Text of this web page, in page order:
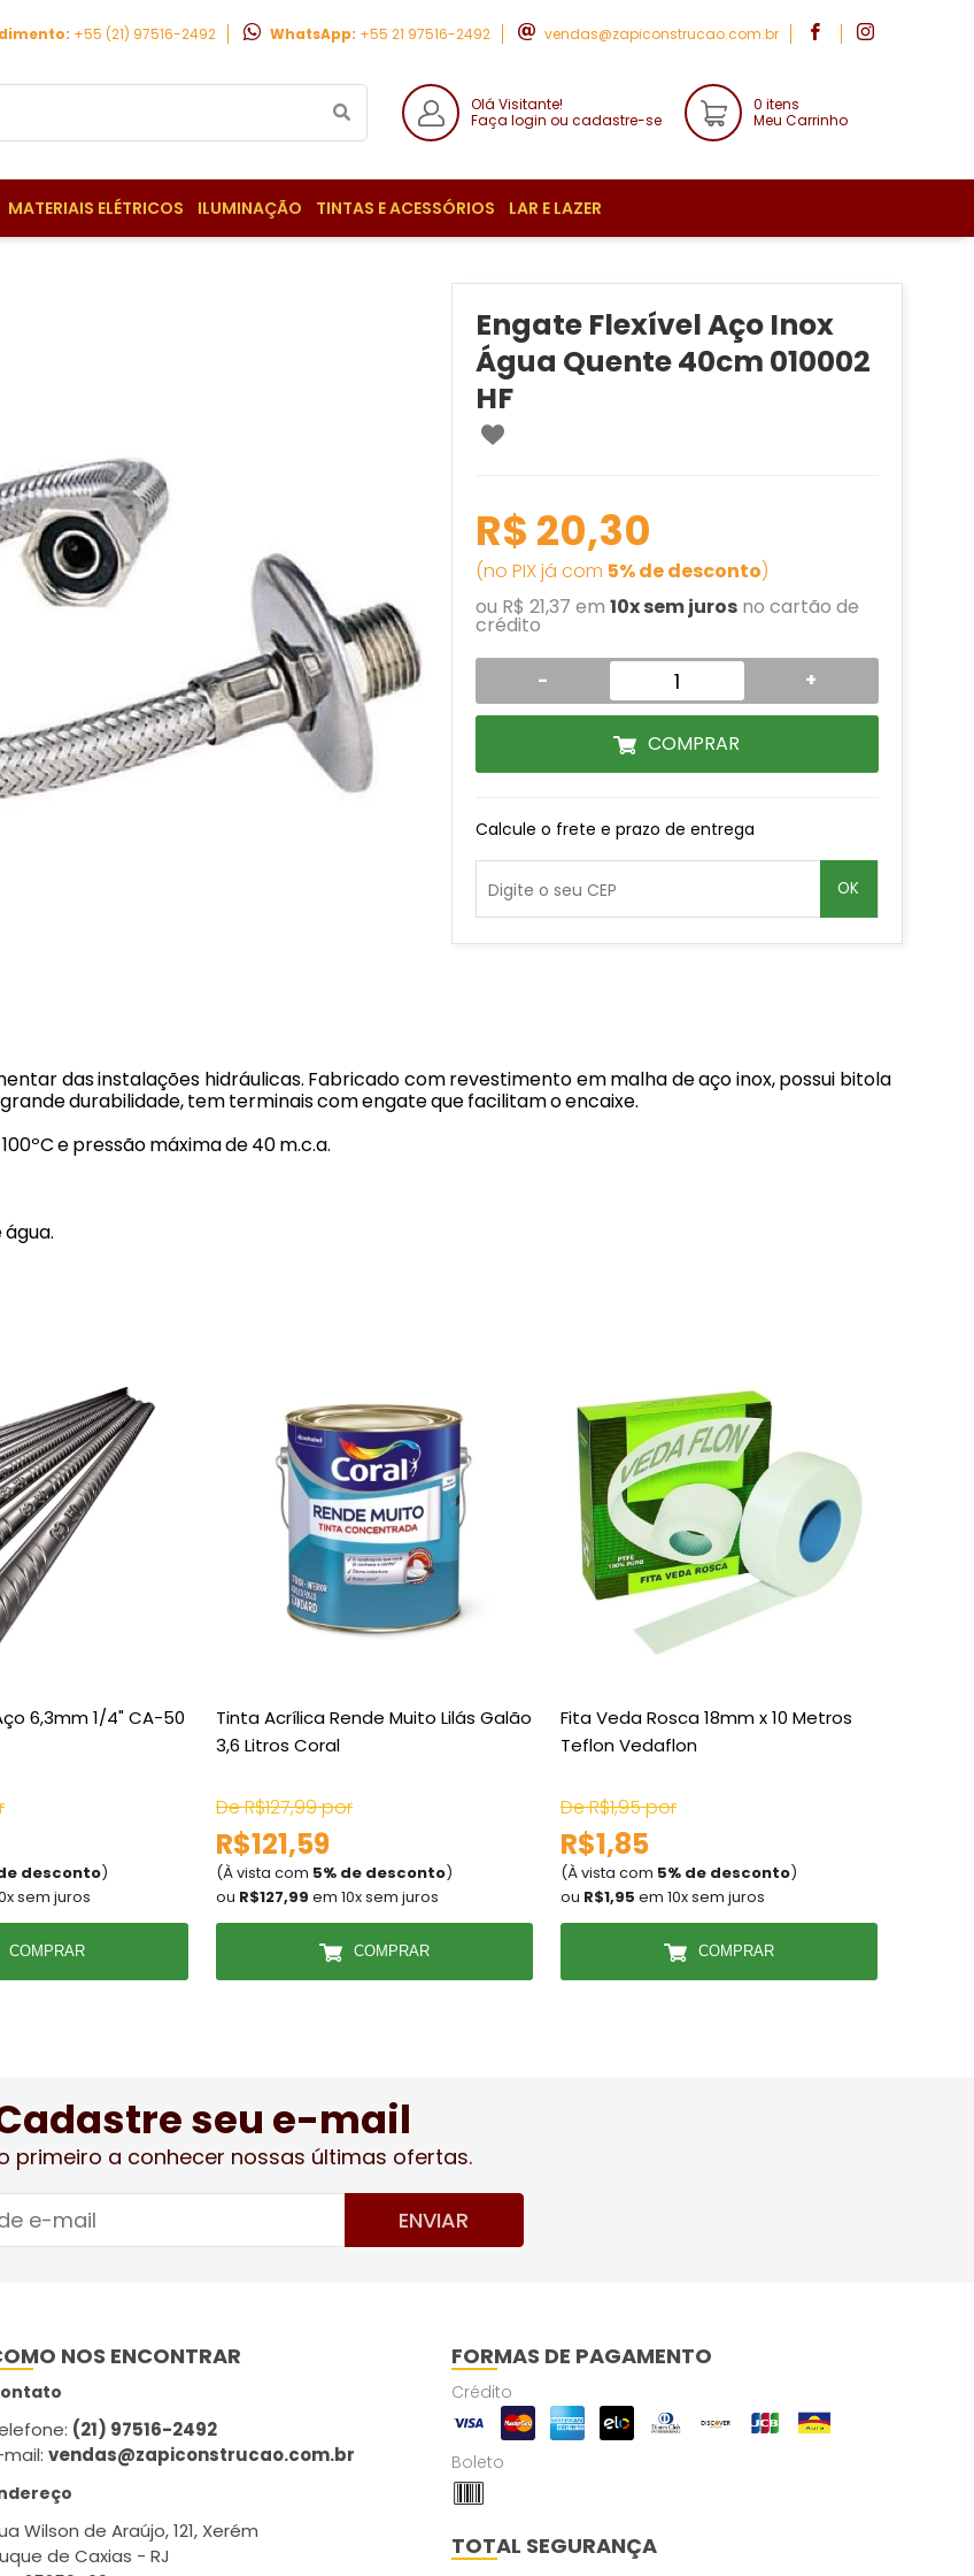
+55 (21) 97516-2492 WhatsApp: +55 21 97516-2492 vendas@zapiconstrucao.com.br
Olá Visitante!
Faça login ou cadastre-se
0 itens
Meu Carrinho
MATERIAIS ELÉTRICOS ILUMINAÇÃO TINTAS E ACESSÓRIOS LAR E LAZER
Engate Flexível Aço Inox
Água Quente 40cm 010002
HF
R$ 20,30
(no PIX já com 5% de desconto)
ou R$ 21,37 em 10x sem jurosno cartão de
crédito
- +
COMPRAR
Calcule o frete e prazo de entrega
OK
das instalações hidráulicas. Fabricado com revestimento em malha de aço inox, possui bitola
durabilidade, tem terminais com engate que facilitam o encaixe.
e pressão máxima de 40 m.c.a.
6,3mm 1/4" CA-50
desconto)
sem juros
COMPRAR
Tinta Acrílica Rende Muito Lilás Galão
3,6 Litros Coral
De R$127,99 por
R$121,59
(À vista com 5% de desconto)
ou R$127,99 em 10x sem juros
COMPRAR
Fita Veda Rosca 18mm x 10 Metros
Teflon Vedaflon
De R$1,95 por
R$1,85
(À vista com 5% de desconto)
ou R$1,95 em 10x sem juros
COMPRAR
seu e-mail
primeiro a conhecer nossas últimas ofertas.
ENVIAR
NOS ENCONTRAR
(21) 97516-2492
mail:vendas@zapiconstrucao.com.br
Wilson de Araújo, 121, Xerém
de Caxias - RJ
FORMAS DE PAGAMENTO
Crédito
Boleto
TOTAL SEGURANÇA